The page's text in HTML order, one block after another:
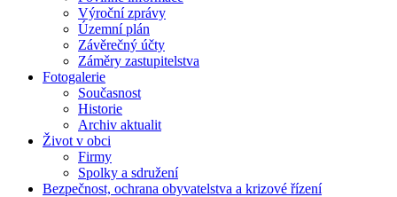
Výroční zprávy
Územní plán
Závěrečný účty
Záměry zastupitelstva
Fotogalerie
Současnost
Historie
Archiv aktualit
Život v obci
Firmy
Spolky a sdružení
Bezpečnost, ochrana obyvatelstva a krizové řízení